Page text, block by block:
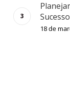
Sucesso
18 de